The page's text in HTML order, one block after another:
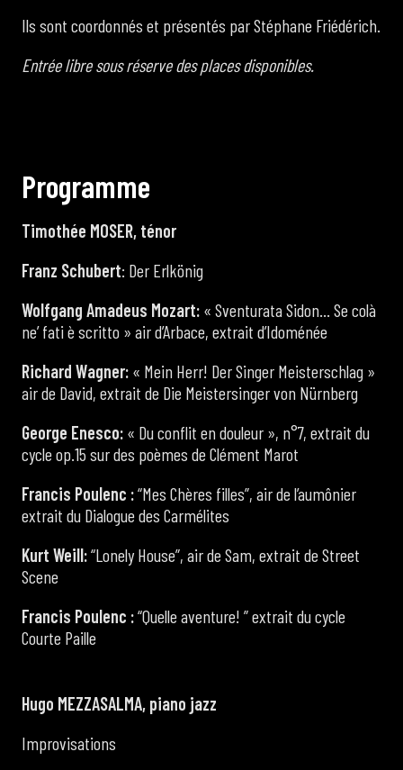
Ils sont coordonnés et présentés par Stéphane Friédérich.
Entrée libre sous réserve des places disponibles.
Programme
Timothée MOSER, ténor
Franz Schubert: Der Erlkönig
Wolfgang Amadeus Mozart: « Sventurata Sidon… Se colà
ne’ fati è scritto » air d’Arbace, extrait d’Idoménée
Richard Wagner: « Mein Herr! Der Singer Meisterschlag »
air de David, extrait de Die Meistersinger von Nürnberg
George Enesco: « Du conflit en douleur », n°7, extrait du
cycle op.15 sur des poèmes de Clément Marot
Francis Poulenc :“Mes Chères filles”, air de l’aumônier
extrait du Dialogue des Carmélites
Kurt Weill:“Lonely House”, air de Sam, extrait de Street
Scene
Francis Poulenc :“Quelle aventure! ” extrait du cycle
Courte Paille
Hugo MEZZASALMA, piano jazz
Improvisations